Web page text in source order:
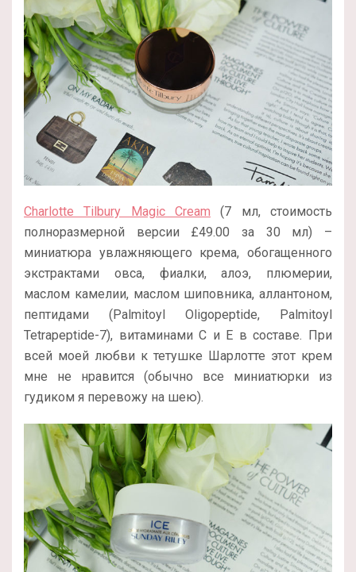
Charlotte Tilbury Magic Cream (7 мл, стоимость
полноразмерной версии £49.00 за 30 мл) –
миниатюра увлажняющего крема, обогащенного
экстрактами овса, фиалки, алоэ, плюмерии,
маслом камелии, маслом шиповника, аллантоном,
пептидами (Palmitoyl Oligopeptide, Palmitoyl
Tetrapeptide-7), витаминами С и Е в составе. При
всей моей любви к тетушке Шарлотте этот крем
мне не нравится (обычно все миниатюрки из
гудиком я перевожу на шею).